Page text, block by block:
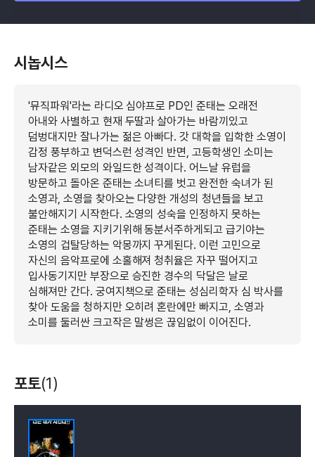
시놉시스
'뮤직파워'라는 라디오 심야프로 PD인 준태는 오래전
아내와 사별하고 현재 두딸과 살아가는 바람끼있고
덤벙대지만 잘나가는 젊은 아빠다. 갓 대학을 입학한 소영이
감정 풍부하고 변덕스런 성격인 반면, 고등학생인 소미는
남자같은 외모의 와일드한 성격이다. 어느날 유럽을
방문하고 돌아온 준태는 소녀티를 벗고 완전한 숙녀가 된
소영과, 소영을 찾아오는 다양한 개성의 청년들을 보고
불안해지기 시작한다. 소영의 성숙을 인정하지 못하는
준태는 소영을 지키기위해 동분서주하게되고 급기야는
소영의 겁탈당하는 악몽까지 꾸게된다. 이런 고민으로
자신의 음악프로에 소홀해져 청취율은 자꾸 떨어지고
입사동기지만 부장으로 승진한 경수의 닥달은 날로
심해져만 간다. 궁여지책으로 준태는 성심리학자 심 박사를
찾아 도움을 청하지만 오히려 혼란에만 빠지고, 소영과
소미를 둘러싼 크고작은 말썽은 끊임없이 이어진다.
포토(1)